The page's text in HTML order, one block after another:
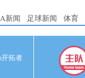
新闻 足球新闻 体育
开拓者